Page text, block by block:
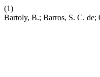
(1)
Bartoly, B.; Barros, S. C.